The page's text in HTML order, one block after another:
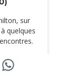
sur
quelques